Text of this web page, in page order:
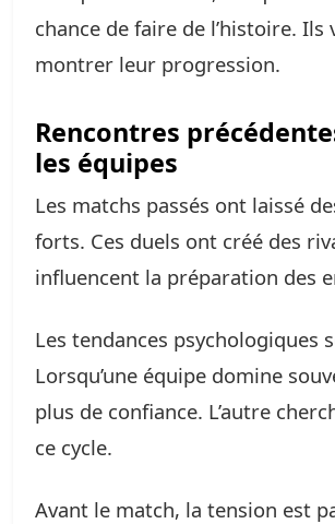
chance de faire de l’histoire. Ils
montrer leur progression.
Rencontres
les équipes
Les matchs passés ont laissé
forts. Ces duels ont créé des
influencent la préparation des
Les tendances psychologiques
Lorsqu’une équipe domine
plus de confiance. L’autre
ce cycle.
Avant le match, la tension est